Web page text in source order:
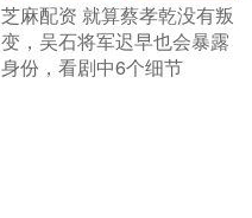
​芝麻配资 就算蔡孝乾没有叛
变，吴石将军迟早也会暴露
身份，看剧中6个细节